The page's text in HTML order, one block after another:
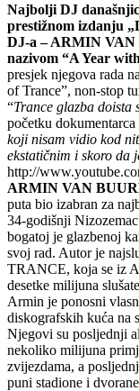
Najbolji DJ
prestižnom izdanju
DJ-a – ARMIN VAN
nazivom “A Year
presjek njegova rada
of Trance”, non-stop
“Trance glazba doista
početku dokumentarca
koji nisam vidio kod
ekstatičnim i skoro da
http://
ARMIN VAN
puta bio izabran za
34-godišnji
bogatoj je glazbenoj
svoj rad. Autor je
TRANCE, koja se iz
desetke milijuna
Armin je ponosni
diskografskih kuća
Njegovi su posljednji
nekoliko milijuna
zvijezdama, a
puni stadione i